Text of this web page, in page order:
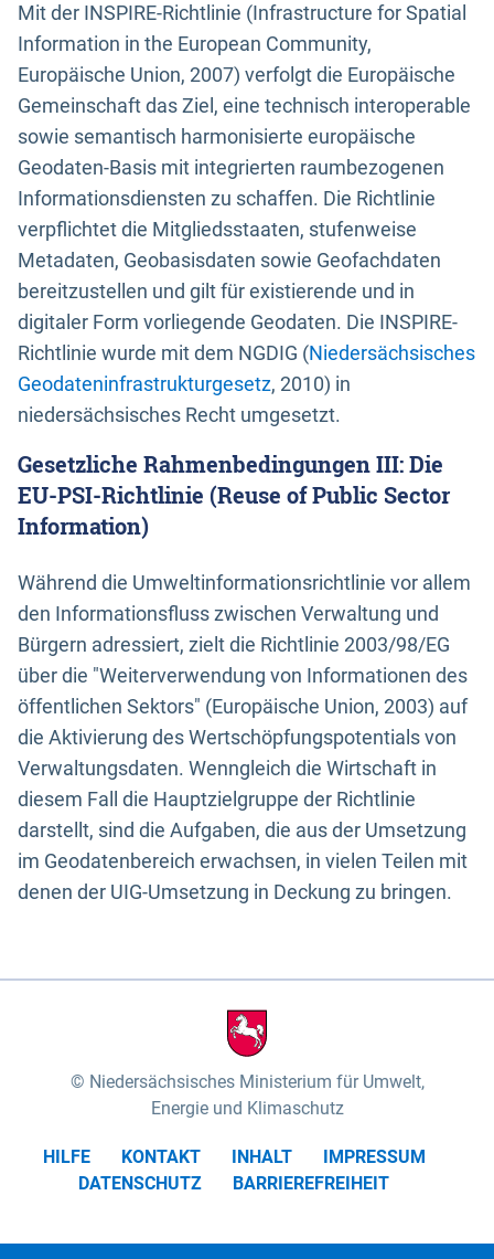
Mit der INSPIRE-Richtlinie (Infrastructure for Spatial
Information in the European Community,
Europäische Union, 2007) verfolgt die Europäische
Gemeinschaft das Ziel, eine technisch interoperable
sowie semantisch harmonisierte europäische
Geodaten-Basis mit integrierten raumbezogenen
Informationsdiensten zu schaffen. Die Richtlinie
verpflichtet die Mitgliedsstaaten, stufenweise
Metadaten, Geobasisdaten sowie Geofachdaten
bereitzustellen und gilt für existierende und in
digitaler Form vorliegende Geodaten. Die INSPIRE-
Richtlinie wurde mit dem NGDIG (Niedersächsisches
Geodateninfrastrukturgesetz, 2010) in
niedersächsisches Recht umgesetzt.
Gesetzliche Rahmenbedingungen III: Die
EU-PSI-Richtlinie (Reuse of Public Sector
Information)
Während die Umweltinformationsrichtlinie vor allem
den Informationsfluss zwischen Verwaltung und
Bürgern adressiert, zielt die Richtlinie 2003/98/EG
über die "Weiterverwendung von Informationen des
öffentlichen Sektors" (Europäische Union, 2003) auf
die Aktivierung des Wertschöpfungspotentials von
Verwaltungsdaten. Wenngleich die Wirtschaft in
diesem Fall die Hauptzielgruppe der Richtlinie
darstellt, sind die Aufgaben, die aus der Umsetzung
im Geodatenbereich erwachsen, in vielen Teilen mit
denen der UIG-Umsetzung in Deckung zu bringen.
Niedersächsisches Ministerium für Umwelt,
Energie und Klimaschutz
HILFE KONTAKT INHALT
IMPRESSUM
DATENSCHUTZ
BARRIEREFREIHEIT